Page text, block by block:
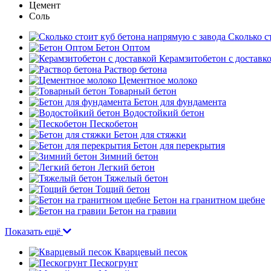
Цемент
Соль
Сколько
Бетон Оптом
Керамзитобетон с
Раствор бетона
Цементное молоко
Товарный бетон
Бетон для фундамента
Водостойкий бетон
Пескобетон
Бетон для стяжки
Бетон для перекрытия
Зимний бетон
Легкий бетон
Тяжелый бетон
Тощий бетон
Бетон на гранитном щебне
Бетон на гравии
Показать ещё
Кварцевый песок
Пескогрунт